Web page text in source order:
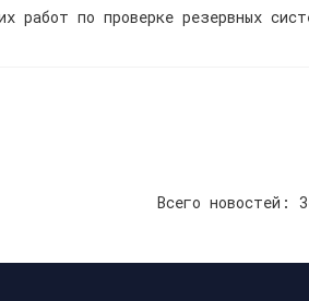
работ по проверке резервных
Всего новостей: